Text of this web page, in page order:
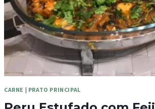
CARNE | PRATO PRINCIPAL